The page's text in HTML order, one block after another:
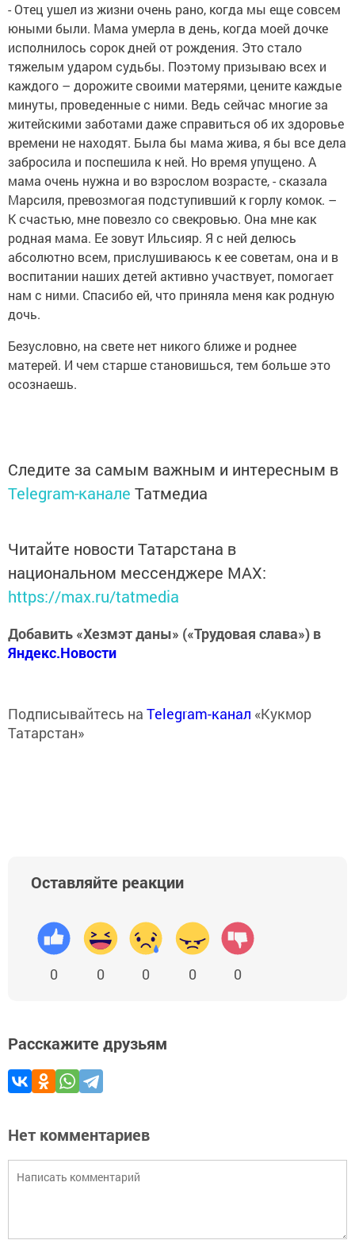
- Отец ушел из жизни очень рано, когда мы еще совсем
юными были. Мама умерла в день, когда моей дочке
исполнилось сорок дней от рождения. Это стало
тяжелым ударом судьбы. Поэтому призываю всех и
каждого – дорожите своими матерями, цените каждые
минуты, проведенные с ними. Ведь сейчас многие за
житейскими заботами даже справиться об их здоровье
времени не находят. Была бы мама жива, я бы все дела
забросила и поспешила к ней. Но время упущено. А
мама очень нужна и во взрослом возрасте, - сказала
Марсиля, превозмогая подступивший к горлу комок. –
К счастью, мне повезло со свекровью. Она мне как
родная мама. Ее зовут Ильсияр. Я с ней делюсь
абсолютно всем, прислушиваюсь к ее советам, она и в
воспитании наших детей активно участвует, помогает
нам с ними. Спасибо ей, что приняла меня как родную
дочь.
Безусловно, на свете нет никого ближе и роднее
матерей. И чем старше становишься, тем больше это
осознаешь.
Следите за самым важным и интересным в
Telegram-канале Татмедиа
Читайте новости Татарстана в
национальном мессенджере MАХ:
https://max.ru/tatmedia
Добавить «Хезмэт даны» («Трудовая слава») в
Яндекс.Новости
Подписывайтесь на Telegram-канал «Кукмор
Татарстан»
Оставляйте реакции
0 0 0 0 0
Расскажите друзьям
Нет комментариев